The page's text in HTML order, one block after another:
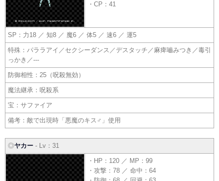
・CP：41
SP：力18 ／ 知8 ／ 魔6 ／ 体5 ／ 速6 ／ 運5
特殊：パララアイ／セクシーダンス／デスタッチ／麻痺嚙みつき／毒引
っかき／---
防御相性：25（呪殺無効）
魔法継承：呪殺系
宝：サファイア
備考：敵で出現時「悪魔のキス♂」使用
◎ヤカー - Lv：31
・HP：120 ／ MP：99
・攻撃：78 ／ 命中：64